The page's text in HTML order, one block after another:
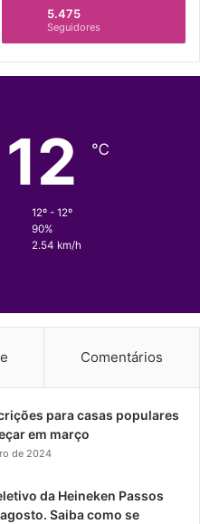
5.475
Seguidores
12 ℃
12º - 12º
90%
2.54 km/h
Comentários
para casas populares
em março
de 2024
da Heineken Passos
Saiba como se